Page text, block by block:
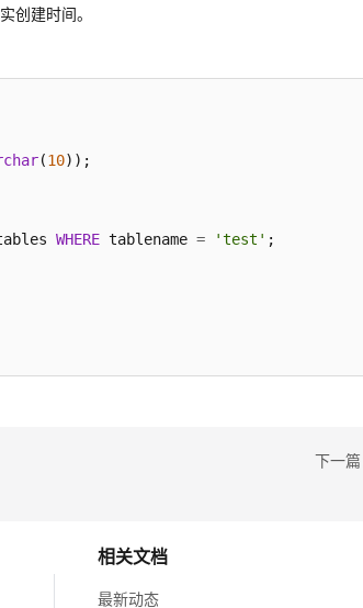
创建时间。
(10));
WHERE tablename = 'test' ;
下一篇
相关文档
最新动态